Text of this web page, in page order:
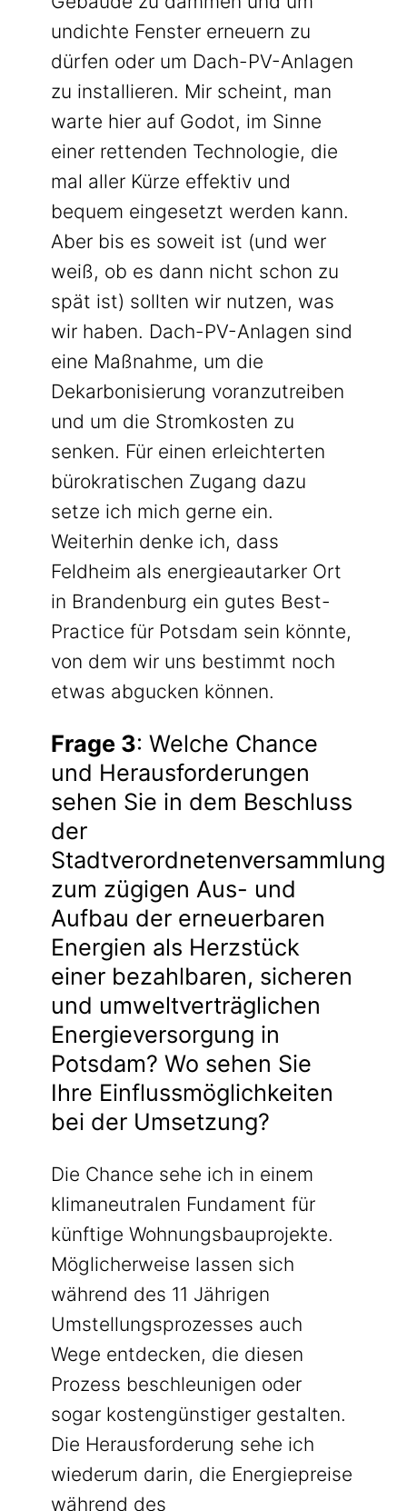
undichte Fenster erneuern zu
dürfen oder um Dach-PV-Anlagen
zu installieren. Mir scheint, man
warte hier auf Godot, im Sinne
einer rettenden Technologie, die
mal aller Kürze effektiv und
bequem eingesetzt werden kann.
Aber bis es soweit ist (und wer
weiß, ob es dann nicht schon zu
spät ist) sollten wir nutzen, was
wir haben. Dach-PV-Anlagen sind
eine Maßnahme, um die
Dekarbonisierung voranzutreiben
und um die Stromkosten zu
senken. Für einen erleichterten
bürokratischen Zugang dazu
setze ich mich gerne ein.
Weiterhin denke ich, dass
Feldheim als energieautarker Ort
in Brandenburg ein gutes Best-
Practice für Potsdam sein könnte,
von dem wir uns bestimmt noch
etwas abgucken können.
Frage 3: Welche Chance
und Herausforderungen
sehen Sie in dem Beschluss
der
Stadtverordnetenversammlung
zum zügigen Aus- und
Aufbau der erneuerbaren
Energien als Herzstück
einer bezahlbaren, sicheren
und umweltverträglichen
Energieversorgung in
Potsdam? Wo sehen Sie
Ihre Einflussmöglichkeiten
bei der Umsetzung?
Die Chance sehe ich in einem
klimaneutralen Fundament für
künftige Wohnungsbauprojekte.
Möglicherweise lassen sich
während des 11 Jährigen
Umstellungsprozesses auch
Wege entdecken, die diesen
Prozess beschleunigen oder
sogar kostengünstiger gestalten.
Die Herausforderung sehe ich
wiederum darin, die Energiepreise
während des